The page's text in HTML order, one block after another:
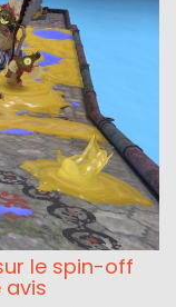
le spin-off